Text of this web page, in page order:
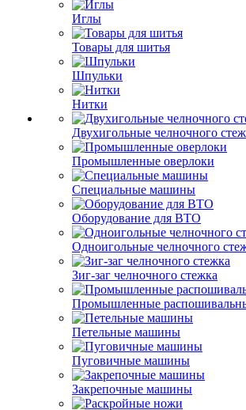
Иглы
Товары для шитья
Шпульки
Нитки
Двухигольные челночного
Промышленные оверлоки
Специальные машины
Оборудование для ВТО
Одноигольные челночного
Зиг-заг челночного стежка
Промышленные
Петельные машины
Пуговичные машины
Закрепочные машины